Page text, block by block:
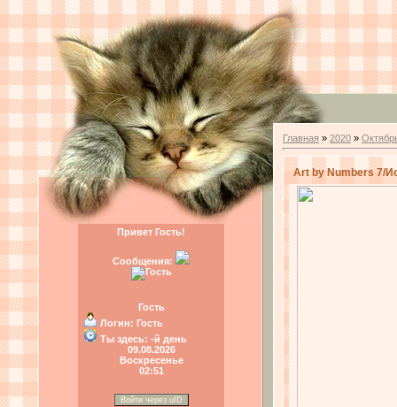
Привет Гость!
Сообщения:
Гость
Логин: Гость
Ты здесь: -й день
09.08.2026
Воскресенье
02:51
Войти через uID
Главная » 2020 »
Art by Numbers 7/